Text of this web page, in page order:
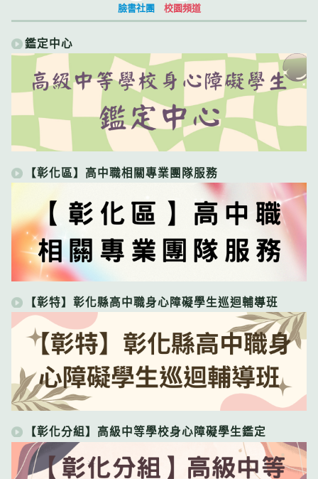
臉書社團 校園頻道
鑑定中心
【彰化區】高中職相關專業團隊服務
【彰特】彰化縣高中職身心障礙學生巡迴輔導班
【彰化分組】高級中等學校身心障礙學生鑑定